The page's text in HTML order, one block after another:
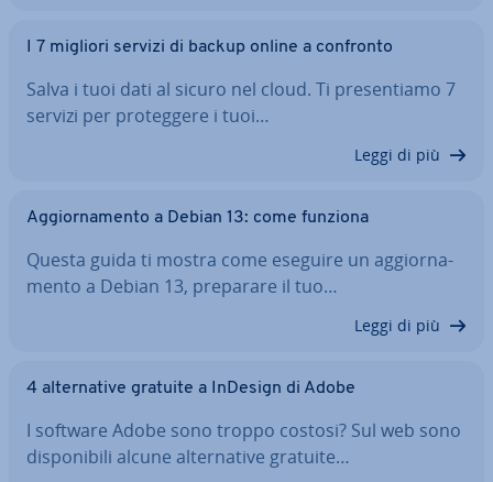
I 7 migliori servizi di backup online a confronto
Salva i tuoi dati al sicuro nel cloud. Ti pre­sen­tia­mo 7
servizi per pro­teg­ge­re i tuoi…
Leggi di più
Ag­gior­na­men­to a Debian 13: come funziona
Questa guida ti mostra come eseguire un ag­gior­na­
men­to a Debian 13, preparare il tuo…
Leggi di più
4 al­ter­na­ti­ve gratuite a InDesign di Adobe
I software Adobe sono troppo costosi? Sul web sono
di­spo­ni­bi­li alcune al­ter­na­ti­ve gratuite…